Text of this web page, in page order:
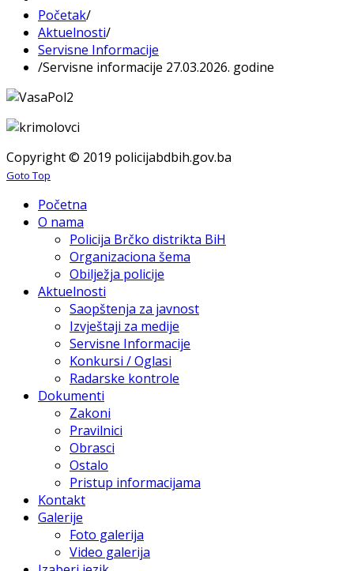
Početak/
Aktuelnosti/
Servisne Informacije
/Servisne informacije 27.03.2026. godine
Copyright © 2019 policijabdbih.gov.ba
Goto Top
Početna
O nama
Policija Brčko distrikta BiH
Organizaciona šema
Obilježja policije
Aktuelnosti
Saopštenja za javnost
Izvještaji za medije
Servisne Informacije
Konkursi / Oglasi
Radarske kontrole
Dokumenti
Zakoni
Pravilnici
Obrasci
Ostalo
Pristup informacijama
Kontakt
Galerije
Foto galerija
Video galerija